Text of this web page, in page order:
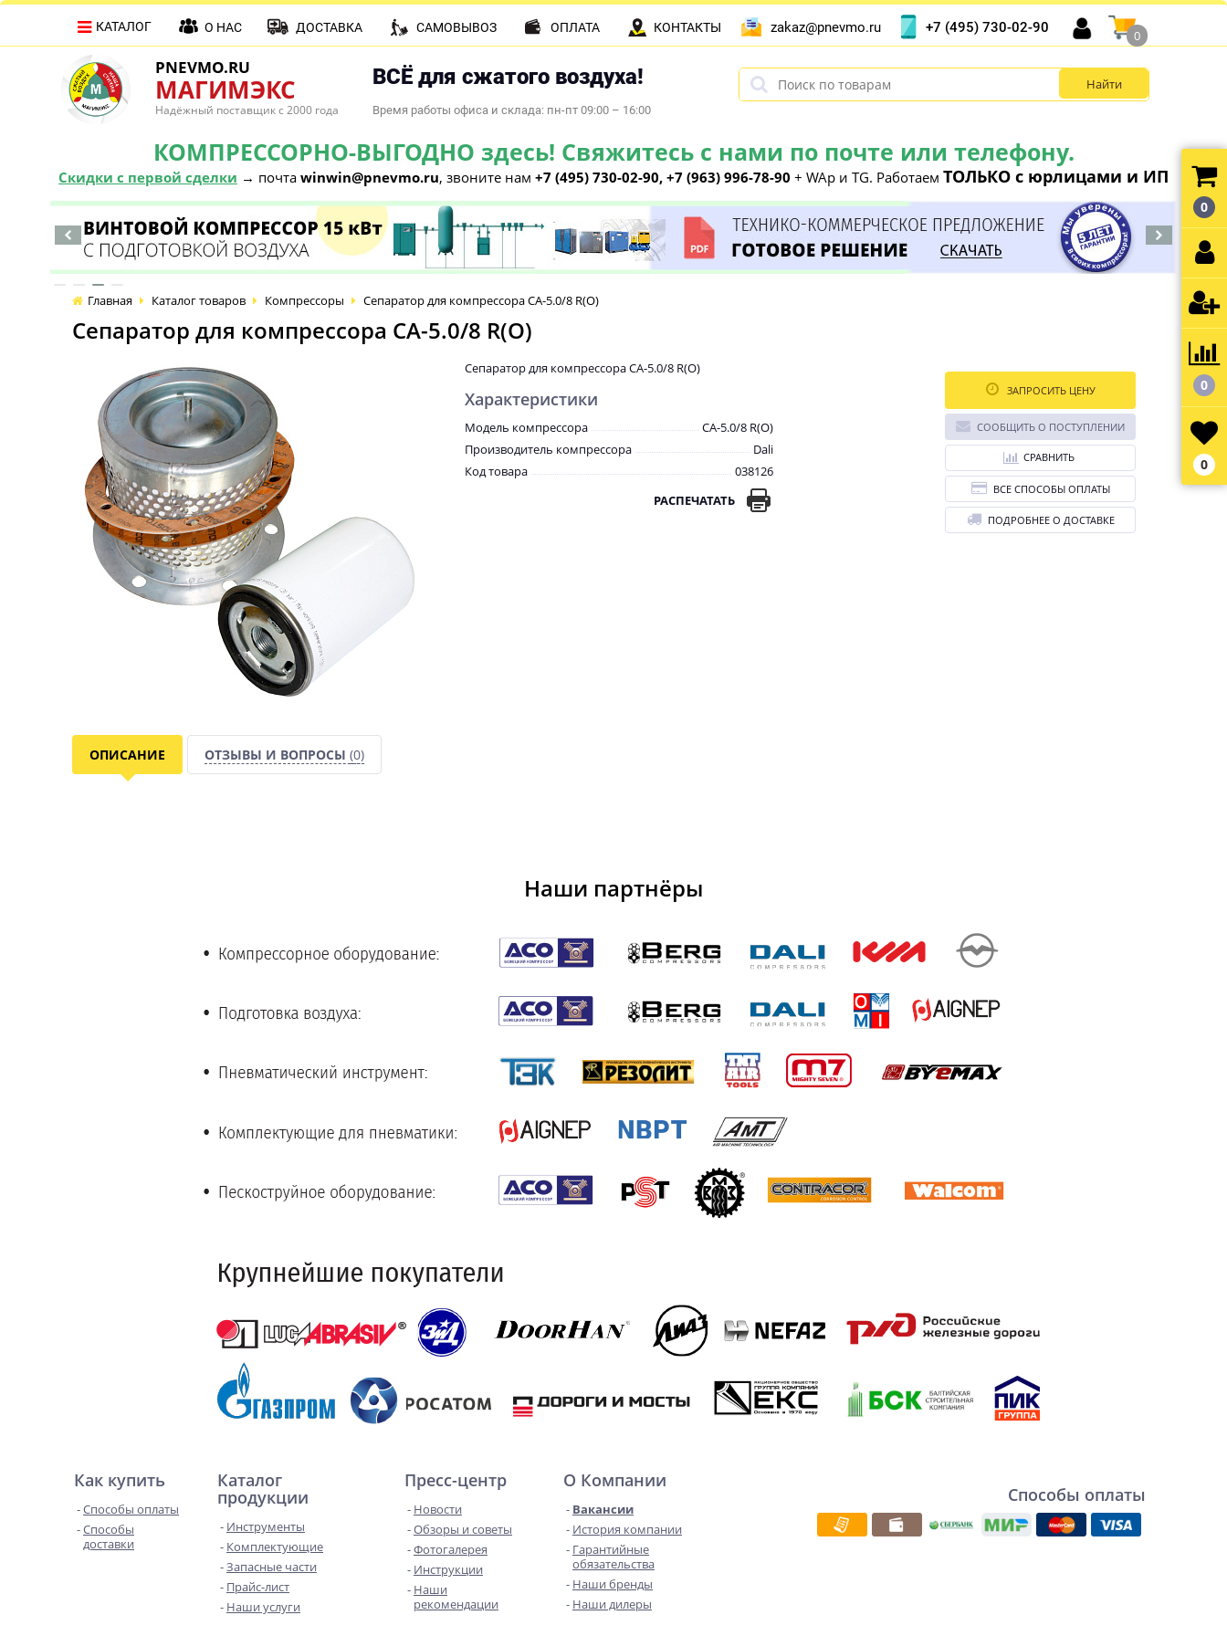
PNEVMO.RU
МАГИМЭКС
Надёжный поставщик с 2000 года
ВСЁ для сжатого воздуха!
Время работы офиса и склада: пн-пт 09:00 – 16:00
КОМПРЕССОРНО-ВЫГОДНО здесь! Свяжитесь с нами по почте или телефону.
Скидки с первой сделки → почта winwin@pnevmo.ru, звоните нам +7 (495) 730-02-90, +7 (963) 996-78-90 + WAp и TG. Работаем ТОЛЬКО с юрлицами и ИП
КАТАЛОГ О НАС ДОСТАВКА САМОВЫВОЗ ОПЛАТА КОНТАКТЫ zakaz@pnevmo.ru +7 (495) 730-02-90
0
Главная Каталог товаров Компрессоры Сепаратор для компрессора CA-5.0/8 R(O)
Сепаратор для компрессора CA-5.0/8 R(O)
Сепаратор для компрессора CA-5.0/8 R(O)
Характеристики
Модель компрессора
CA-5.0/8 R(O)
Производитель компрессора
Dali
Код товара
038126
РАСПЕЧАТАТЬ
ЗАПРОСИТЬ ЦЕНУ
СООБЩИТЬ О ПОСТУПЛЕНИИ
СРАВНИТЬ
ВСЕ СПОСОБЫ ОПЛАТЫ
ПОДРОБНЕЕ О ДОСТАВКЕ
ОПИСАНИЕ ОТЗЫВЫ И ВОПРОСЫ (0)
Наши партнёры
Как купить
Способы оплаты
Способы
доставки
Каталог
продукции
Инструменты
Комплектующие
Запасные части
Прайс-лист
Наши услуги
Пресс-центр
Новости
Обзоры и советы
Фотогалерея
Инструкции
Наши
рекомендации
О Компании
Вакансии
История компании
Гарантийные
обязательства
Наши бренды
Наши дилеры
Способы оплаты
0
0
0